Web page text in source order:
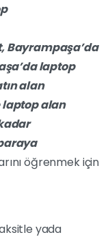
Bayrampaşa’da
laptop
alan
alan
öğrenmek için
yada